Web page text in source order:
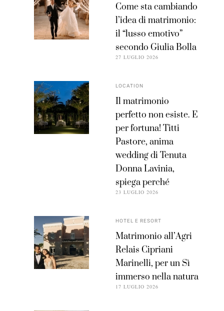
Come sta cambiando
l’idea di matrimonio:
il “lusso emotivo”
secondo Giulia Bolla
27 LUGLIO 2026
LOCATION
Il matrimonio
perfetto non esiste. E
per fortuna! Titti
Pastore, anima
wedding di Tenuta
Donna Lavinia,
spiega perché
23 LUGLIO 2026
HOTEL E RESORT
Matrimonio all’Agri
Relais Cipriani
Marinelli, per un Sì
immerso nella natura
17 LUGLIO 2026